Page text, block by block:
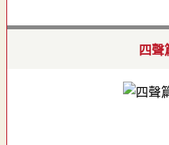
四聲